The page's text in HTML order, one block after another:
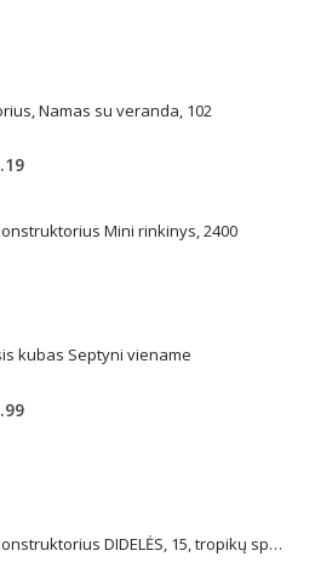
Namas su veranda, 102
5Current
€13.19.
Mini rinkinys, 2400
kubas Septyni viename
5Current
Plus Plus konstruktorius DIDELĖS, 15, tropikų spalvos